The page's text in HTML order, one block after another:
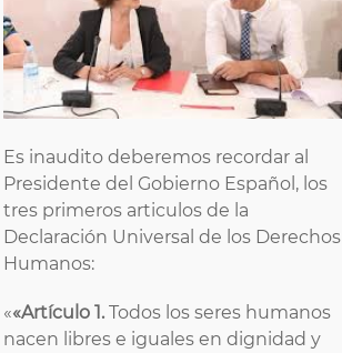
Es inaudito deberemos recordar al
Presidente del Gobierno Español, los
tres primeros articulos de la
Declaración Universal de los Derechos
Humanos:
««Artículo 1. Todos los seres humanos
nacen libres e iguales en dignidad y